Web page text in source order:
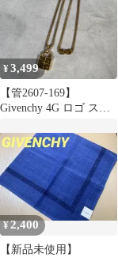
¥3,499
【管2607-169】
Givenchy 4G ロゴ スク
ド 中古
¥2,400
【新品未使用】